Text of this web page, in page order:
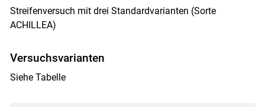
Streifenversuch mit drei Standardvarianten (Sorte
ACHILLEA)
Versuchsvarianten
Siehe Tabelle